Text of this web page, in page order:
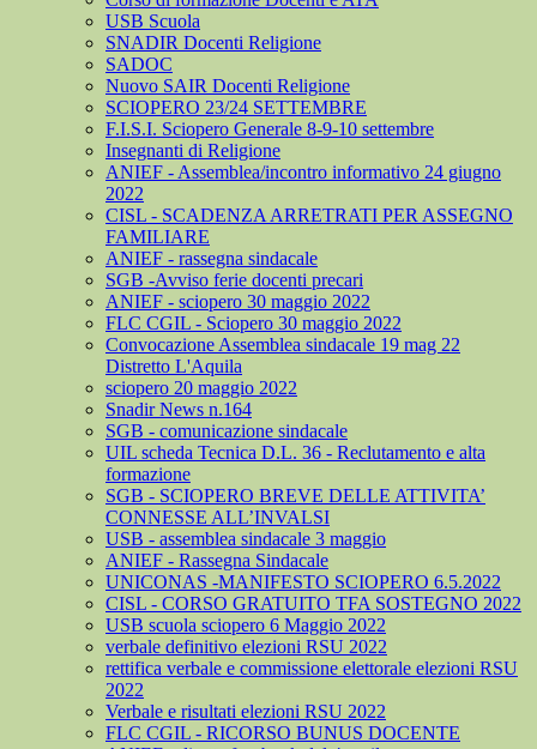
USB Scuola
SNADIR Docenti Religione
SADOC
Nuovo SAIR Docenti Religione
SCIOPERO 23/24 SETTEMBRE
F.I.S.I. Sciopero Generale 8-9-10 settembre
Insegnanti di Religione
ANIEF - Assemblea/incontro informativo 24 giugno
2022
CISL - SCADENZA ARRETRATI PER ASSEGNO
FAMILIARE
ANIEF - rassegna sindacale
SGB -Avviso ferie docenti precari
ANIEF - sciopero 30 maggio 2022
FLC CGIL - Sciopero 30 maggio 2022
Convocazione Assemblea sindacale 19 mag 22
Distretto L'Aquila
sciopero 20 maggio 2022
Snadir News n.164
SGB - comunicazione sindacale
UIL scheda Tecnica D.L. 36 - Reclutamento e alta
formazione
SGB - SCIOPERO BREVE DELLE ATTIVITA’
CONNESSE ALL’INVALSI
USB - assemblea sindacale 3 maggio
ANIEF - Rassegna Sindacale
UNICONAS -MANIFESTO SCIOPERO 6.5.2022
CISL - CORSO GRATUITO TFA SOSTEGNO 2022
USB scuola sciopero 6 Maggio 2022
verbale definitivo elezioni RSU 2022
rettifica verbale e commissione elettorale elezioni RSU
2022
Verbale e risultati elezioni RSU 2022
FLC CGIL - RICORSO BUNUS DOCENTE